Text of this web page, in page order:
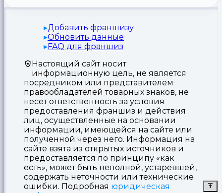
Добавить франшизу
Обновить данные
FAQ для франшиз
Настоящий сайт носит
информационную цель, не является
посредником или представителем
правообладателей товарных знаков, не
несет ответственность за условия
предоставления франшиз и действия
лиц, осуществленные на основании
информации, имеющейся на сайте или
полученной через него. Информация на
сайте взята из открытых источников и
предоставляется по принципу «как
есть», может быть неполной, устаревшей,
содержать неточности или технические
ошибки. Подробная юридическая